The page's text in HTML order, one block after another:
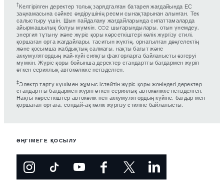
†Келтірілген деректер толық зарядталған батарея жағдайында ЕС
заңнамасына сәйкес өндірушінің ресми сынақтарынан алынған. Тек
салыстыру үшін. Шын пайдалану жағдайларында сипаттамаларда
айырмашылық болуы мүмкін. CO2 шығарындылары, отын үнемдеу,
энергия тұтыну және жүріс қоры көрсеткіштері көлік жүргізу стилі,
қоршаған орта жағдайлары, таситын жүктің, орнатылған дөңгелектің
және қосымша жабдықтың салмағы, нақты бағыт және
аккумулятордың жай-күйі сияқты факторларға байланысты өзгеруі
мүмкін. Жүріс қоры бойынша деректер стандартты бағдармен жүріп
өткен сериялық автокөлікке негізделген.
‡Электр тарту күшімен жұмыс істейтін жүріс қоры жөніндегі деректер
стандартты бағдармен жүріп өткен сериялық автокөлікке негізделген.
Нақты көрсеткіштер автокөлік пен аккумулятордың күйіне, бағдар мен
қоршаған ортаға, сондай-ақ көлік жүргізу стиліне байланысты.
ӘҢГІМЕГЕ ҚОСЫЛУ